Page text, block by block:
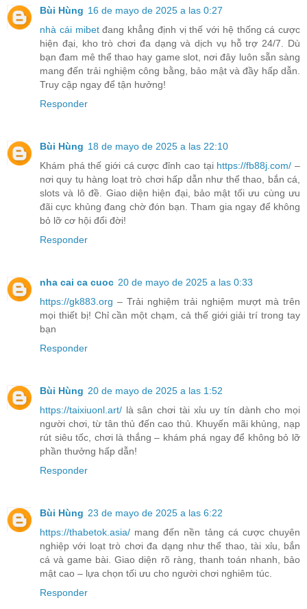
Bùi Hùng 16 de mayo de 2025 a las 0:27
nhà cái mibetđang khẳng định vị thế với hệ thống cá cược
hiện đại, kho trò chơi đa dạng và dịch vụ hỗ trợ 24/7. Dù
bạn đam mê thể thao hay game slot, nơi đây luôn sẵn sàng
mang đến trải nghiệm công bằng, bảo mật và đầy hấp dẫn.
Truy cập ngay để tận hưởng!
Responder
Bùi Hùng 18 de mayo de 2025 a las 22:10
Khám phá thế giới cá cược đỉnh cao tại https://fb88j.com/ –
nơi quy tụ hàng loạt trò chơi hấp dẫn như thể thao, bắn cá,
slots và lô đề. Giao diện hiện đại, bảo mật tối ưu cùng ưu
đãi cực khủng đang chờ đón bạn. Tham gia ngay để không
bỏ lỡ cơ hội đổi đời!
Responder
nha cai ca cuoc 20 de mayo de 2025 a las 0:33
https://gk883.org – Trải nghiệm trải nghiệm mượt mà trên
mọi thiết bị! Chỉ cần một chạm, cả thế giới giải trí trong tay
bạn
Responder
Bùi Hùng 20 de mayo de 2025 a las 1:52
https://taixiuonl.art/ là sân chơi tài xỉu uy tín dành cho mọi
người chơi, từ tân thủ đến cao thủ. Khuyến mãi khủng, nạp
rút siêu tốc, chơi là thắng – khám phá ngay để không bỏ lỡ
phần thưởng hấp dẫn!
Responder
Bùi Hùng 23 de mayo de 2025 a las 6:22
https://thabetok.asia/ mang đến nền tảng cá cược chuyên
nghiệp với loạt trò chơi đa dạng như thể thao, tài xỉu, bắn
cá và game bài. Giao diện rõ ràng, thanh toán nhanh, bảo
mật cao – lựa chọn tối ưu cho người chơi nghiêm túc.
Responder